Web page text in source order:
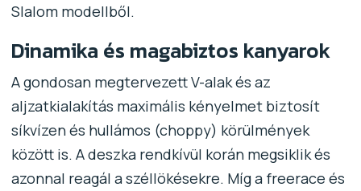
Slalom modellből.
Dinamika és magabiztos kanyarok
A gondosan megtervezett V-alak és az
aljzatkialakítás maximális kényelmet biztosít
síkvízen és hullámos (choppy) körülmények
között is. A deszka rendkívül korán megsiklik és
azonnal reagál a széllökésekre. Míg a freerace és